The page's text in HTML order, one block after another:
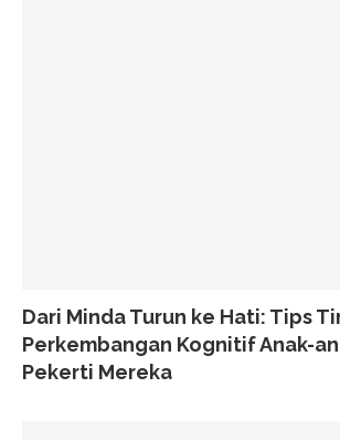
Dari Minda Turun ke Hati: Tips
Perkembangan Kognitif Anak-
Pekerti Mereka